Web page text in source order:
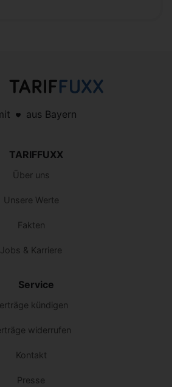
aus Bayern
TARIFFUXX
Über uns
Unsere Werte
Fakten
Jobs & Karriere
Service
kündigen
widerrufen
Kontakt
Presse